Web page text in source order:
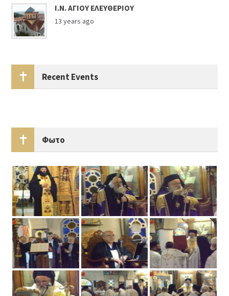
Ι.Ν. ΑΓΙΟΥ ΕΛΕΥΘΕΡΙΟΥ
13 years ago
Recent Events
Φωτο